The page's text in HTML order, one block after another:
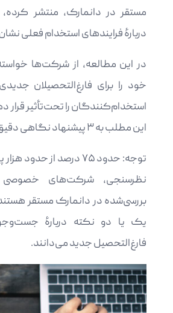
مستقر در دانمارک، منتشر
دربارۀ فرایندهای استخدام فعلی
در این مطالعه، از شرکت‌ها
خود را برای فارغ‌التحصیلان
استخدام‌کنندگان را تحت‌تأثیر قرار
این مطلب به ۳ پیشنهاد نگاهی دقیق‌تر انداخته‌ایم.
توجه: حدود ۷۵ درصد از
نظرسنجی، شرکت‌های خصوصی
بررسی‌شده در دانمارک مستقر
یک یا دو نکته دربارۀ
فارغ‌التحصیل جدید می‌دانند.